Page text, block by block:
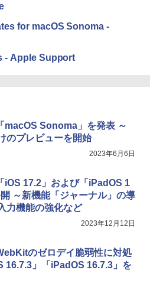
for macOS Sonoma -
- Apple Support
macOS Sonoma」を発表 ～
のプレビューを開始
2023年6月6日
iOS 17.2」および「iPadOS 1
～新機能「ジャーナル」の導
力機能の強化など
2023年12月12日
のゼロデイ脆弱性に対処
16.7.3」「iPadOS 16.7.3」を